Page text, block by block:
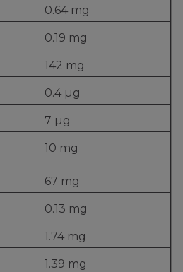
0.64 mg
0.19 mg
142 mg
0.4 µg
7 µg
10 mg
67 mg
0.13 mg
1.74 mg
1.39 mg